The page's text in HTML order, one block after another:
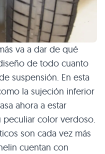
va a dar de qué
de todo cuanto
suspensión. En esta
la sujeción inferior
ahora a estar
peculiar color verdoso.
son cada vez más
cuentan con